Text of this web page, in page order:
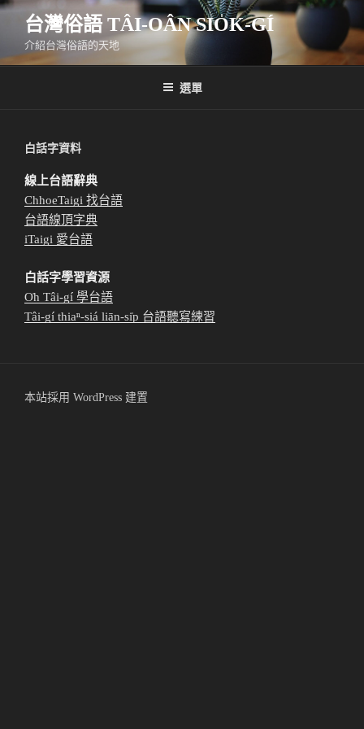
跳
要
台灣俗語 TÂI-OÂN SIO̍K-GÍ
介紹台灣俗語的天地
選單
白話字資料
線上台語辭典
ChhoeTaigi 找台語
台語線頂字典
iTaigi 愛台語
白話字學習資源
O̍h Tâi-gí 學台語
Tâi-gí thiaⁿ-siá liān-si̍p 台語聽寫練習
本站採用 WordPress 建置